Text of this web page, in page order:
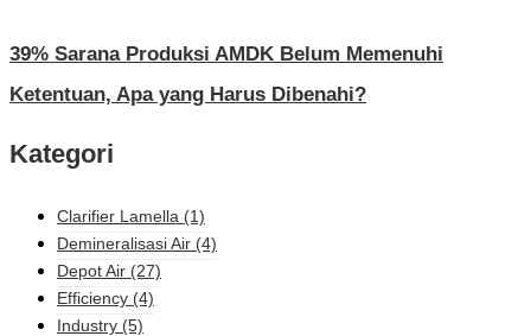
39% Sarana Produksi AMDK Belum Memenuhi
Ketentuan, Apa yang Harus Dibenahi?
Kategori
Clarifier Lamella (1)
Demineralisasi Air (4)
Depot Air (27)
Efficiency (4)
Industry (5)